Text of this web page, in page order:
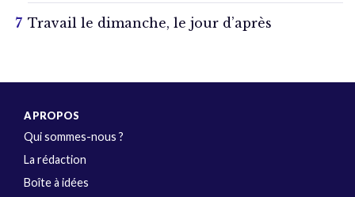
Travail le dimanche, le jour d’après
A PROPOS
Qui sommes-nous ?
La rédaction
Boîte à idées